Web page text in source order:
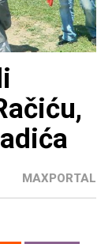
MAXPORTAL